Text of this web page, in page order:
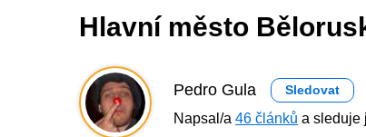
Hlavní město
Pedro Gula Sledovat
Napsal/a 46 článků a sleduje